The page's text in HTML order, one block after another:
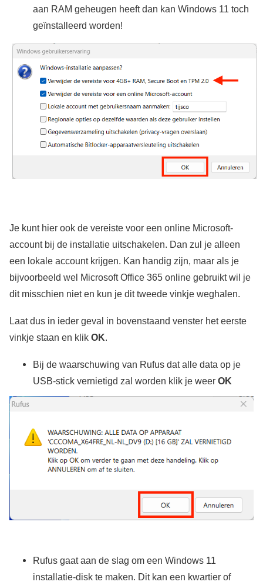
aan RAM geheugen heeft dan kan Windows 11 toch
geïnstalleerd worden!
Je kunt hier ook de vereiste voor een online Microsoft-
account bij de installatie uitschakelen. Dan zul je alleen
een lokale account krijgen. Kan handig zijn, maar als je
bijvoorbeeld wel Microsoft Office 365 online gebruikt wil je
dit misschien niet en kun je dit tweede vinkje weghalen.
Laat dus in ieder geval in bovenstaand venster het eerste
vinkje staan en klik OK.
Bij de waarschuwing van Rufus dat alle data op je
USB-stick vernietigd zal worden klik je weer OK
Rufus gaat aan de slag om een Windows 11
installatie-disk te maken. Dit kan een kwartier of